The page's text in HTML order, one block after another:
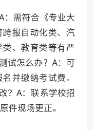
：需符合《专业大
报自动化类、汽
、教育类等有严
试怎么办？A：可
并缴纳考试费。
？A：联系学校招
件现场更正。